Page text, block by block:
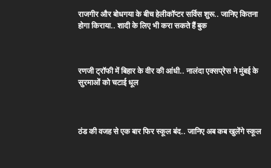
राजगीर और बोधगया के बीच हेलीकॉप्टर सर्विस शुरू.. जानिए कितना
होगा किराया.. शादी के लिए भी करा सकते हैं बुक
रणजी ट्रॉफी में बिहार के वीर की आंधी.. नालंदा एक्सप्रेस ने मुंबई के
सुरमाओं को चटाई धूल
ठंड की वजह से एक बार फिर स्कूल बंद.. जानिए अब कब खुलेंगे स्कूल